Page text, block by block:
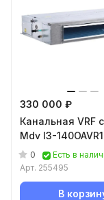
330 000 ₽
Канальная VRF
Mdv I3-
0
Есть в
Арт. 255495
В